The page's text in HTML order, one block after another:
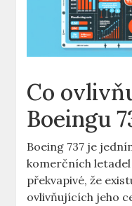
Co‍
Boeingu
Boeing 737 je
komerčních
překvapivé, ⁣že
ovlivňujících jeho